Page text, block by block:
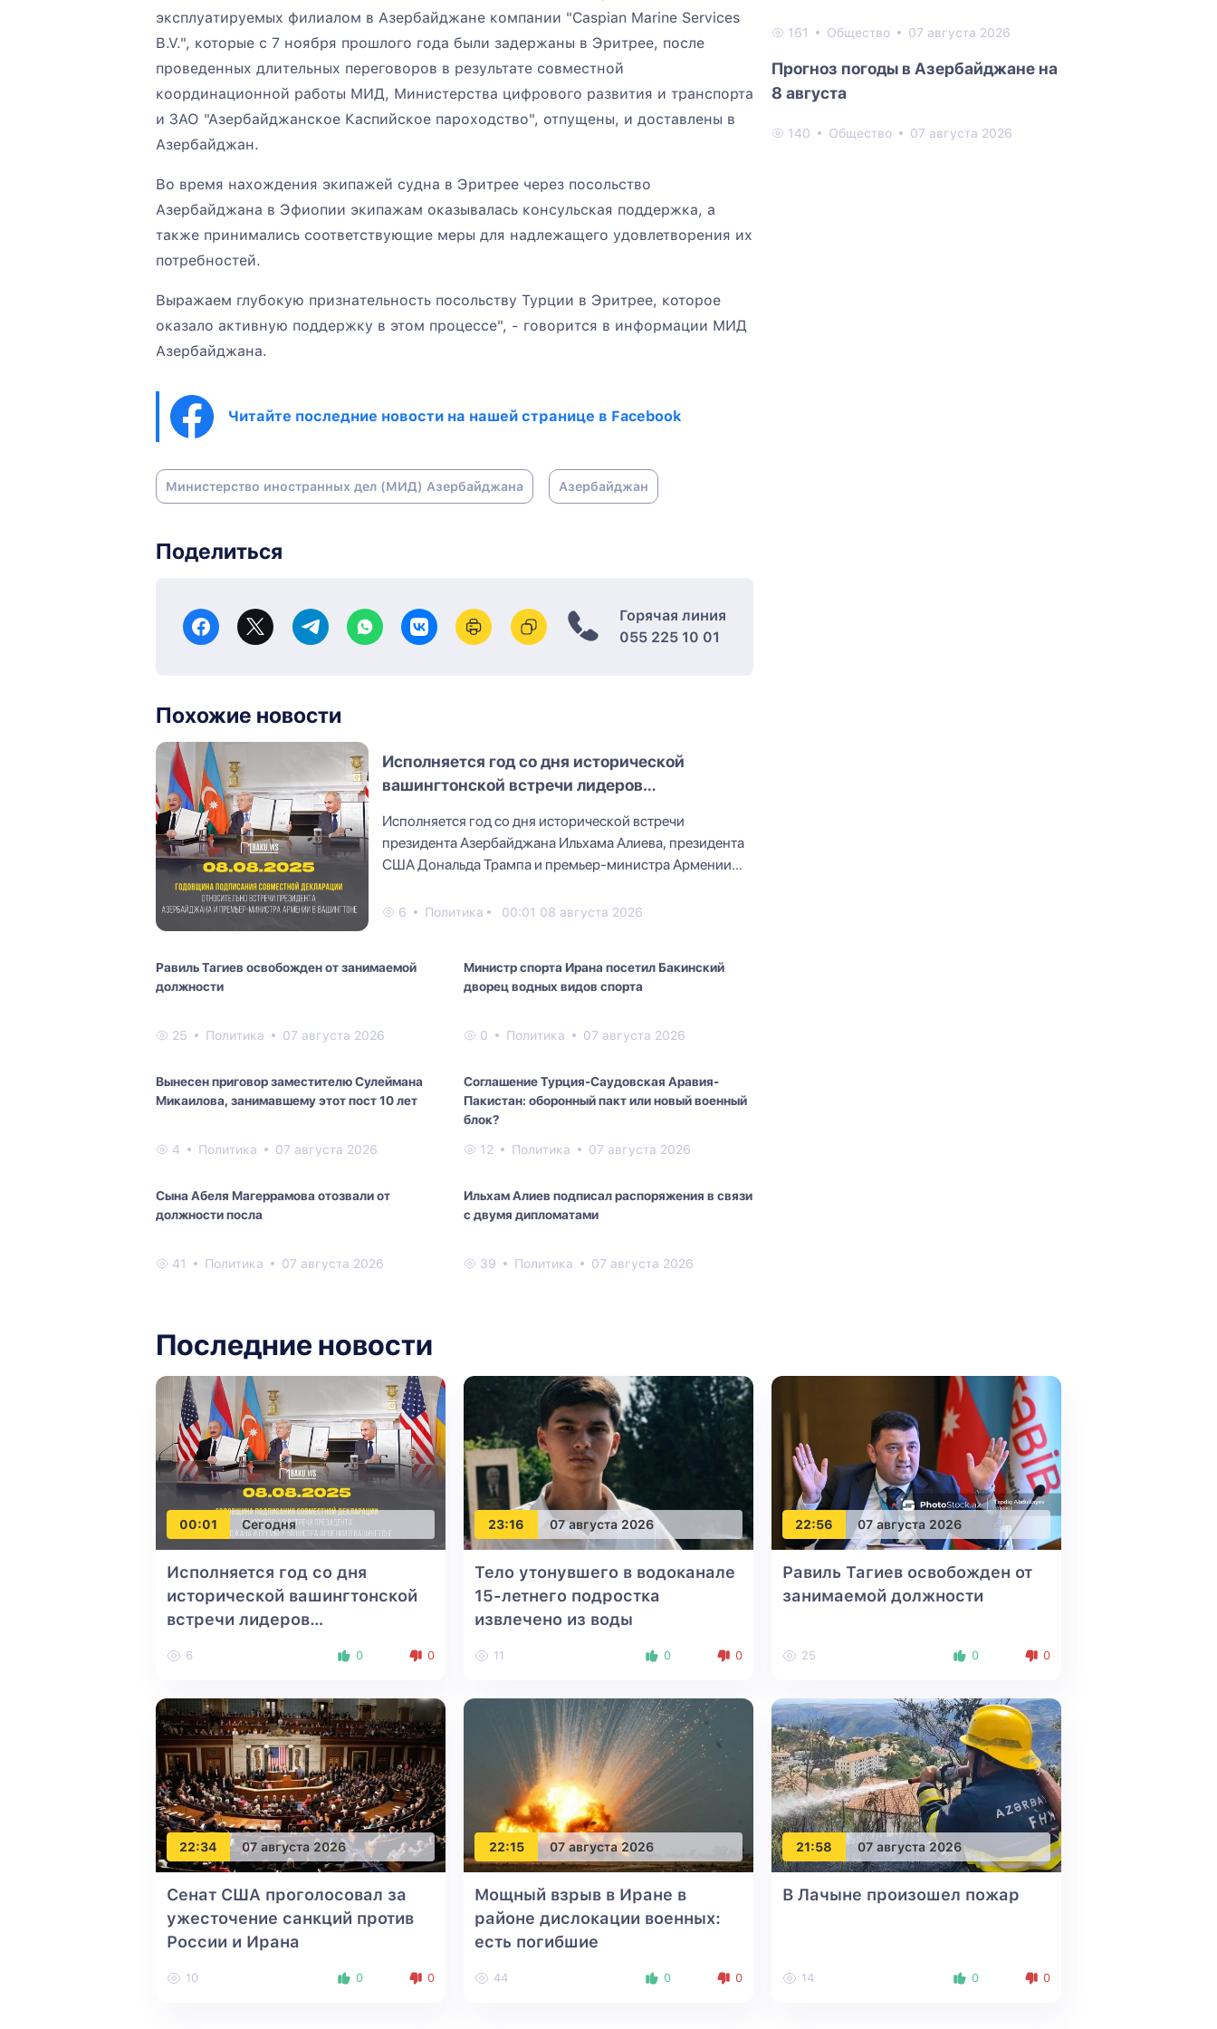
эксплуатируемых филиалом в Азербайджане компании "Caspian Marine Services
B.V.", которые с 7 ноября прошлого года были задержаны в Эритрее, после
проведенных длительных переговоров в результате совместной
координационной работы МИД, Министерства цифрового развития и транспорта
и ЗАО "Азербайджанское Каспийское пароходство", отпущены, и доставлены в
Азербайджан.
Во время нахождения экипажей судна в Эритрее через посольство
Азербайджана в Эфиопии экипажам оказывалась консульская поддержка, а
также принимались соответствующие меры для надлежащего удовлетворения их
потребностей.
Выражаем глубокую признательность посольству Турции в Эритрее, которое
оказало активную поддержку в этом процессе", - говорится в информации МИД
Азербайджана.
Читайте последние новости на нашей странице в Facebook
Министерство иностранных дел (МИД) Азербайджана Азербайджан
Поделиться
Горячая линия
055 225 10 01
Похожие новости
Исполняется год со дня исторической
вашингтонской встречи лидеров
Исполняется год со дня исторической встречи
президента Азербайджана Ильхама Алиева, президента
США Дональда Трампа и премьер-министра Армении
6 Политика 00:01 08 августа 2026
Равиль Тагиев освобожден от занимаемой
должности
25 Политика 07 августа 2026
Министр спорта Ирана посетил Бакинский
дворец водных видов спорта
0 Политика 07 августа 2026
Вынесен приговор заместителю Сулеймана
Микаилова, занимавшему этот пост 10 лет
4 Политика 07 августа 2026
Соглашение Турция-Саудовская Аравия-
Пакистан: оборонный пакт или новый военный
блок?
12 Политика 07 августа 2026
Сына Абеля Магеррамова отозвали от
должности посла
41 Политика 07 августа 2026
Ильхам Алиев подписал распоряжения в связи
с двумя дипломатами
39 Политика 07 августа 2026
161 Общество 07 августа 2026
Прогноз погоды в Азербайджане на
8 августа
140 Общество 07 августа 2026
Последние новости
00:01 Сегодня
Исполняется год со дня
исторической вашингтонской
встречи лидеров
Армении
6 0 0
23:16 07 августа 2026
Тело утонувшего в водоканале
15-летнего подростка
извлечено из воды
11 0 0
22:56 07 августа 2026
Равиль Тагиев освобожден от
занимаемой должности
25 0 0
22:34 07 августа 2026
Сенат США проголосовал за
ужесточение санкций против
России и Ирана
10 0 0
22:15 07 августа 2026
Мощный взрыв в Иране в
районе дислокации военных:
есть погибшие
44 0 0
21:58 07 августа 2026
В Лачыне произошел пожар
14 0 0